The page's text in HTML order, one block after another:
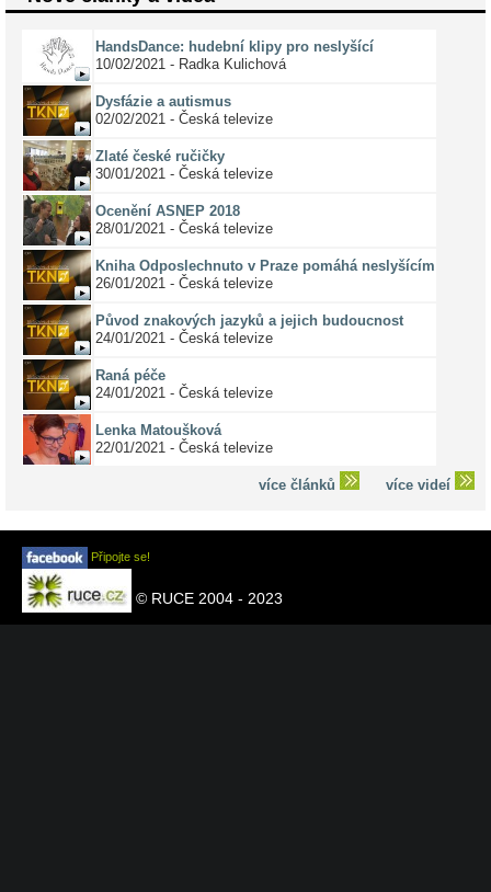
HandsDance: hudební klipy pro neslyšící
10/02/2021 - Radka Kulichová
Dysfázie a autismus
02/02/2021 - Česká televize
Zlaté české ručičky
30/01/2021 - Česká televize
Ocenění ASNEP 2018
28/01/2021 - Česká televize
Kniha Odposlechnuto v Praze pomáhá neslyšícím
26/01/2021 - Česká televize
Původ znakových jazyků a jejich budoucnost
24/01/2021 - Česká televize
Raná péče
24/01/2021 - Česká televize
Lenka Matoušková
22/01/2021 - Česká televize
více článků více videí
Připojte se!
© RUCE 2004 - 2023